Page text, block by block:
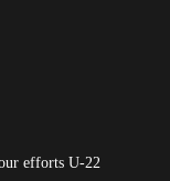
efforts U-22